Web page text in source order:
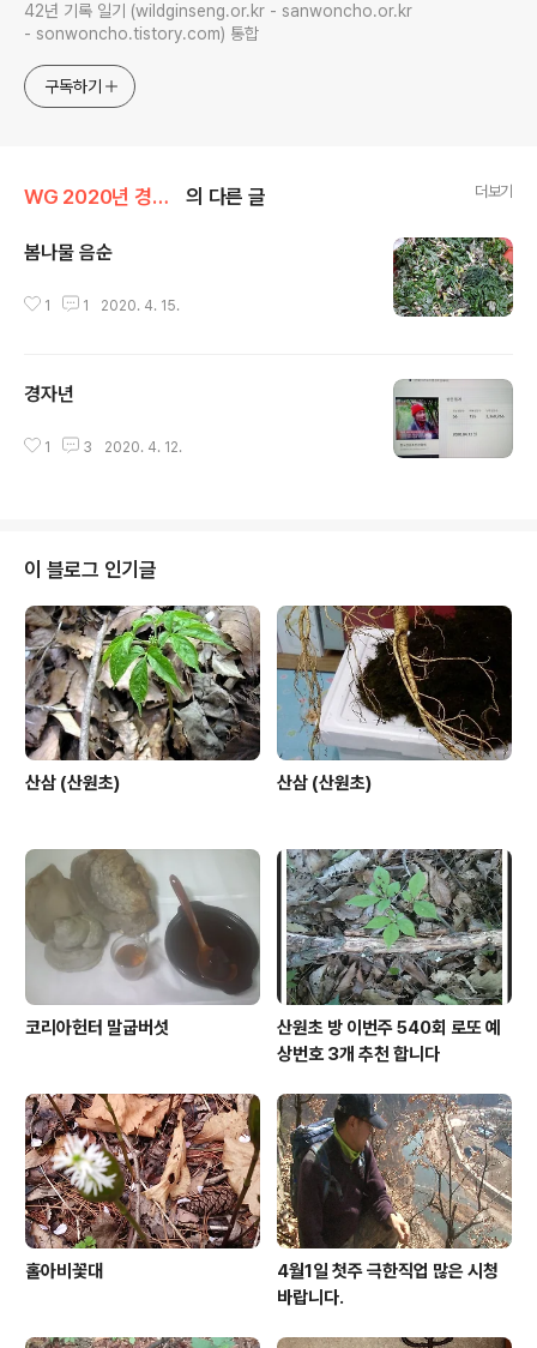
42년 기록 일기 (wildginseng.or.kr - sanwoncho.or.kr
- sonwoncho.tistory.com) 통합
구독하기
WG 2020년 경자년 기록 의 다른 글 더보기
봄나물 음순
1 1 2020. 4. 15.
경자년
1 3 2020. 4. 12.
이 블로그 인기글
산삼 (산원초) 산삼 (산원초)
코리아헌터 말굽버섯
산원초 방 이번주 540회 로또 예
상번호 3개 추천 합니다
홀아비꽃대
4월1일 첫주 극한직업 많은 시청
바랍니다.